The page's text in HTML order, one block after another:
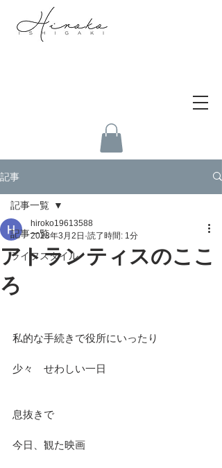
記事
記事一覧
ライフスタイル
記事一覧
アトランティスのここ
ろ
hiroko19613588
2023年3月2日 読了時間: 1分
私的な手続きで役所にいったり
少々　せわしい一日
息抜きで
今日、観た映画